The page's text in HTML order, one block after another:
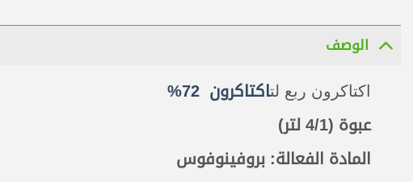
الوصف
اكتاكرون ربع لتاكتاكرون 72%
عبوة (4/1 لتر)
المادة الفعالة: بروفينوفوس